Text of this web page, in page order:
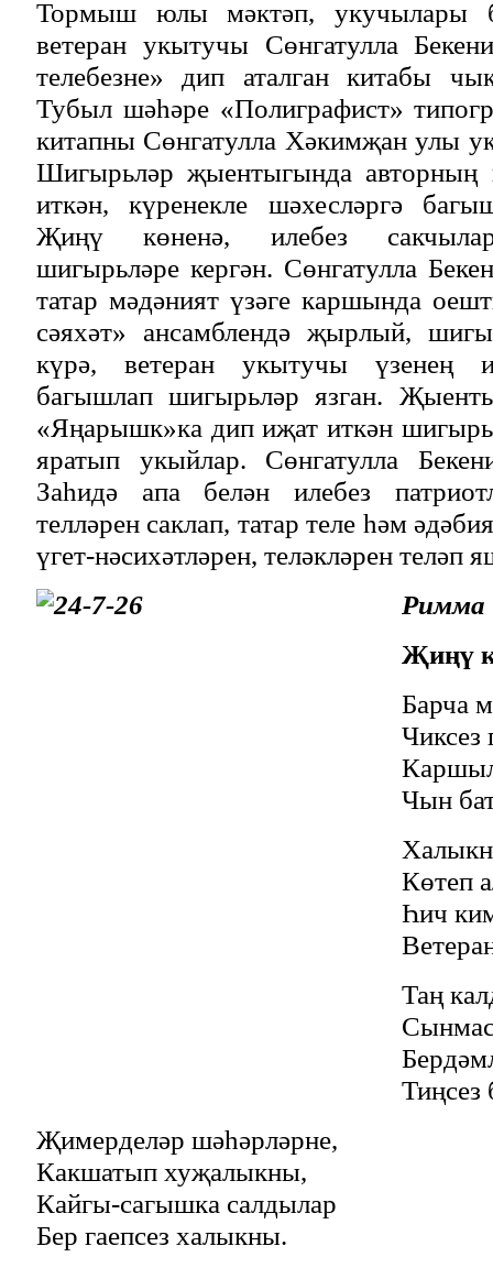
Тормыш юлы мәктәп, укучылары
ветеран укытучы Сөнгатулла
телебезне» дип аталган китабы
Тубыл шәһәре «Полиграфист»
китапны Сөнгатулла Хәкимҗан улы
Шигырьләр җыентыгында
иткән, күренекле шәхесләргә
Җиңү көненә, илебез
шигырьләре кергән. Сөнгатулла
татар мәдәният үзәге каршында
сәяхәт» ансамблендә җырлый,
күрә, ветеран укытучы үзенең
багышлап шигырьләр язган.
«Яңарышк»ка дип иҗат иткән
яратып укыйлар. Сөнгатулла
Заһидә апа белән илебез
телләрен саклап, татар теле һәм
үгет-нәсихәтләрен, теләкләрен теләп
Римма
Җиңү
Барча
Чиксез
Чын
Көтеп
Һич
Таң
Тиңсез
Җимерделәр шәһәрләрне,
Какшатып хуҗалыкны,
Кайгы-сагышка салдылар
Бер гаепсез халыкны.